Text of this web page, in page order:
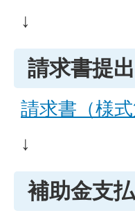
↓
請求書提出
請求書（様
↓
補助金支払